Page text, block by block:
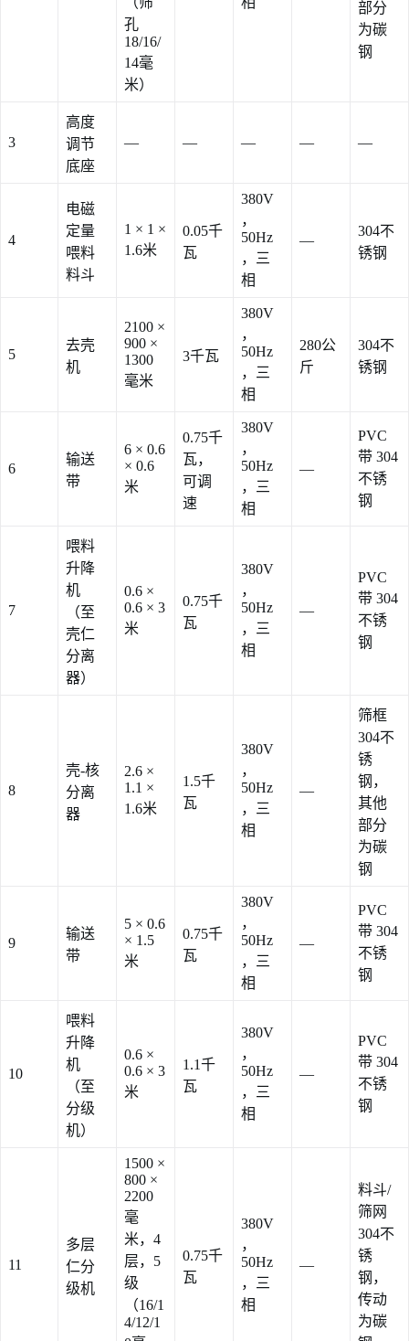
孔
18/16/
14毫
米）
部分
为碳
钢
3
高度
调节
底座
— — — — —
4
电磁
定量
喂料
料斗
1 × 1 ×
1.6米
0.05千
瓦
380V
，
50Hz
，三
相
—
304不
锈钢
5
去壳
机
2100 ×
900 ×
1300
毫米
3千瓦
380V
，
50Hz
，三
相
280公
斤
304不
锈钢
6
输送
带
6 × 0.6
× 0.6
米
0.75千
瓦，
可调
速
380V
，
50Hz
，三
相
—
PVC
带 304
不锈
钢
7
喂料
升降
机
（至
壳仁
分离
器）
0.6 ×
0.6 × 3
米
0.75千
瓦
380V
，
50Hz
，三
相
—
PVC
带 304
不锈
钢
8
壳-核
分离
器
2.6 ×
1.1 ×
1.6米
1.5千
瓦
380V
，
50Hz
，三
相
—
筛框
304不
锈
钢，
其他
部分
为碳
钢
9
输送
带
5 × 0.6
× 1.5
米
0.75千
瓦
380V
，
50Hz
，三
相
—
PVC
带 304
不锈
钢
10
喂料
升降
机
（至
分级
机）
0.6 ×
0.6 × 3
米
1.1千
瓦
380V
，
50Hz
，三
相
—
PVC
带 304
不锈
钢
11
多层
仁分
级机
1500 ×
800 ×
2200
毫
米，4
层，5
级
（16/1
4/12/1
0.75千
瓦
380V
，
50Hz
，三
相
—
料斗/
筛网
304不
锈
钢，
传动
为碳